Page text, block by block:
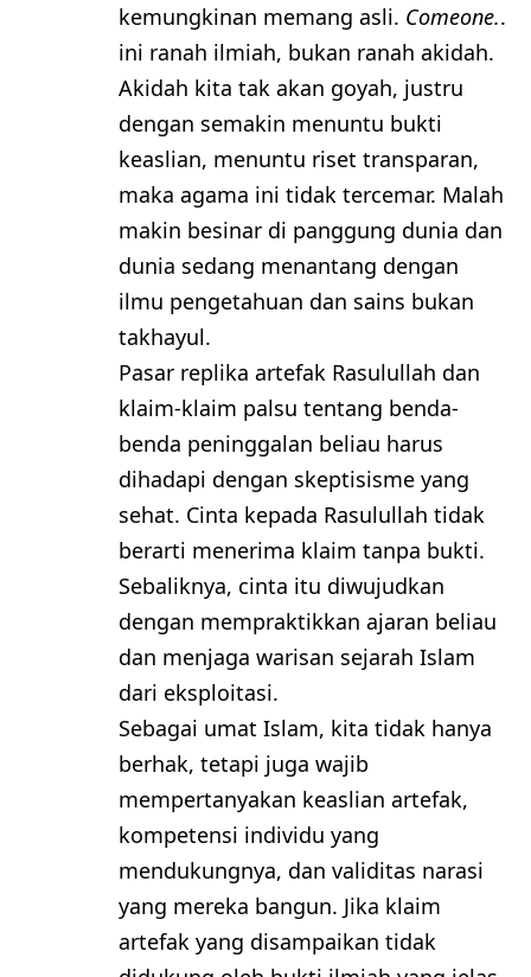
kemungkinan memang asli. Comeone..
ini ranah ilmiah, bukan ranah akidah.
Akidah kita tak akan goyah, justru
dengan semakin menuntu bukti
keaslian, menuntu riset transparan,
maka agama ini tidak tercemar. Malah
makin besinar di panggung dunia dan
dunia sedang menantang dengan
ilmu pengetahuan dan sains bukan
takhayul.
Pasar replika artefak Rasulullah dan
klaim-klaim palsu tentang benda-
benda peninggalan beliau harus
dihadapi dengan skeptisisme yang
sehat. Cinta kepada Rasulullah tidak
berarti menerima klaim tanpa bukti.
Sebaliknya, cinta itu diwujudkan
dengan mempraktikkan ajaran beliau
dan menjaga warisan sejarah Islam
dari eksploitasi.
Sebagai umat Islam, kita tidak hanya
berhak, tetapi juga wajib
mempertanyakan keaslian artefak,
kompetensi individu yang
mendukungnya, dan validitas narasi
yang mereka bangun. Jika klaim
artefak yang disampaikan tidak